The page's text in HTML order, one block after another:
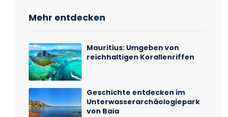
Mehr entdecken
Mauritius: Umgeben von
reichhaltigen Korallenriffen
Geschichte entdecken im
Unterwasserarchäologiepark
von Baia